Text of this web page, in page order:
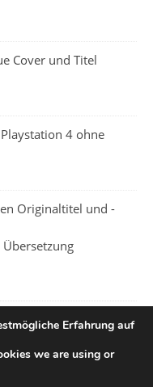
Cover und Titel
4 ohne
Originaltitel und -
Erfahrung auf
we are using or